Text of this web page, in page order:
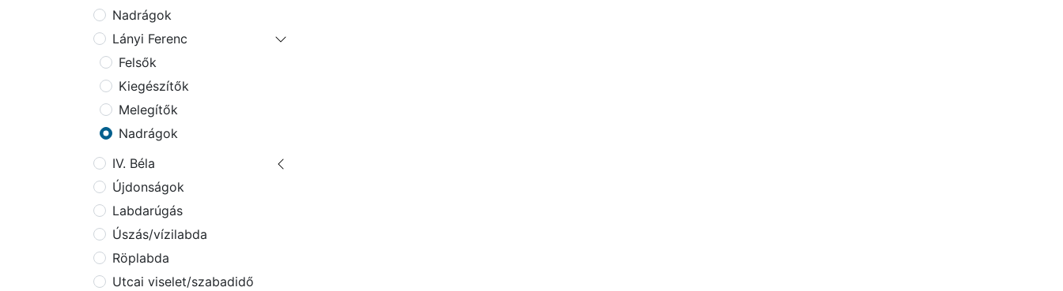
Nadrágok
Lányi Ferenc
Felsők
Kiegészítők
Melegítők
Nadrágok
IV. Béla
Újdonságok
Labdarúgás
Úszás/vízilabda
Röplabda
Utcai viselet/szabadidő